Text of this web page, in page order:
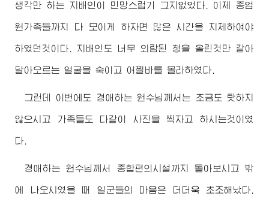
생각만 하는 지배인이 민망스럽기 그지없었다. 이제 종업
원가족들까지 다 모이게 하자면 많은 시간을 지체하여야
하였던것이다. 지배인도 너무 외람된 청을 올린것만 같아
달아오르는 얼굴을 숙이고 어쩔바를 몰라하였다.
그런데 이번에도 경애하는 원수님 께서는 조금도 탓하지
않으시고 가족들도 다같이 사진을 찍자고 하시는것이였
다.
경애하는 원수님 께서 종합편의시설까지 돌아보시고 밖
에 나오시였을 때 일군들의 마음은 더더욱 초조해났다.